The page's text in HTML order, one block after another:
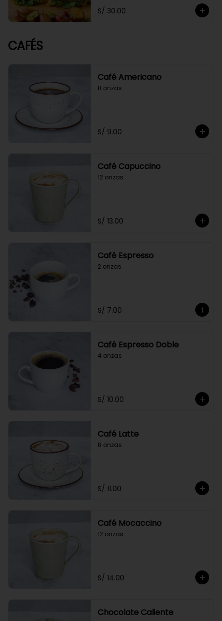
guacamole y papitas cocktail
salteadas con perejil.
S/ 30.00
CAFÉS
Café Americano
8 onzas
S/ 9.00
Café Capuccino
12 onzas
S/ 13.00
Café Espresso
2 onzas
S/ 7.00
Café Espresso Doble
4 onzas
S/ 10.00
Café Latte
8 onzas
S/ 11.00
Café Mocaccino
12 onzas
S/ 14.00
Chocolate Caliente